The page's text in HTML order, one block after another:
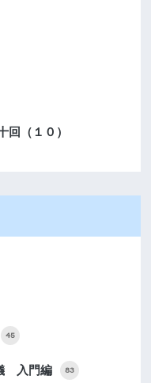
回（１０）
45
入門編 83